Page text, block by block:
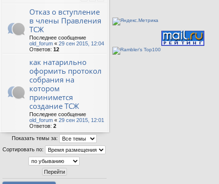
Отказ о вступление
в члены Правления
ТСЖ
Последнее сообщение
old_forum « 29 сен 2015, 12:04
Ответов: 12
как натарильно
оформить протокол
собрания на
котором
принимется
создание ТСЖ
Последнее сообщение
old_forum « 29 сен 2015, 12:01
Ответов: 2
Показать темы за:
Сортировать по: